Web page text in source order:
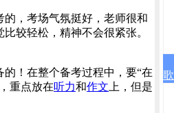
，考场气氛挺好，老师很和
较轻松，精神不会很紧张。
！在整个备考过程中，要“在
重点放在听力和作文 上，但是
歌